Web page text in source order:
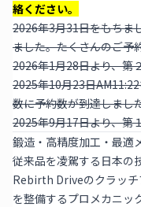
絡ください。
2026年3月31日をもちま
ました。たくさんのご予
2026年1月28日より、第
2025年10月23日
数に予約数が到達しまし
2025年9月17日より、第
鍛造・高精度加工・最適
従来品を凌駕する日本の
Rebirth Driveのクラッチ
を整備するプロメカニッ